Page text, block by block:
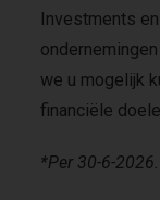
Investments
we u mogelijk
financiële
*Per 30-6-2026.